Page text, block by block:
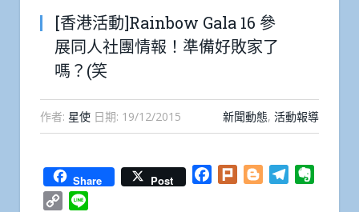
[香港活動]Rainbow Gala 16 參
展同人社團情報！準備好敗家了
嗎？(笑
作者: 星使 日期: 19/12/2015 新聞動態, 活動報導
Share Post Facebook
Plurk BloggerTelegram
Copy